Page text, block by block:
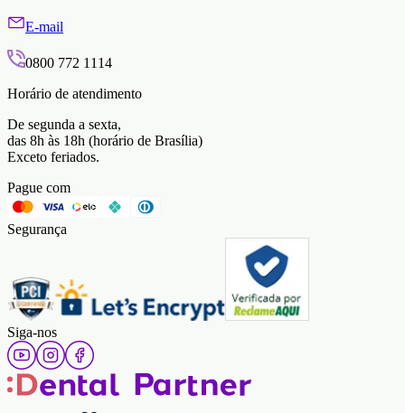
E-mail
0800 772 1114
Horário de atendimento
De segunda a sexta,
das 8h às 18h (horário de Brasília)
Exceto feriados.
Pague com
Segurança
Siga-nos